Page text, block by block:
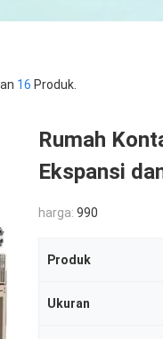
16 Produk.
Rumah
Ekspansi
harga: 990
Produk
Ukuran